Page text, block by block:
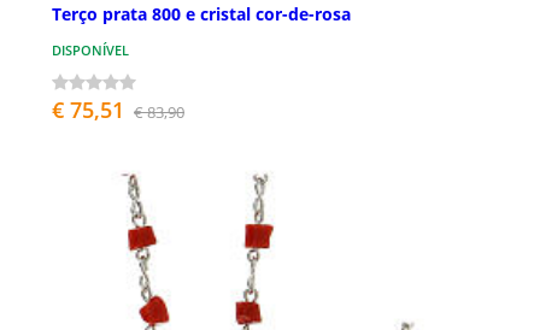
Terço prata 800 e cristal cor-de-rosa
DISPONÍVEL
€ 75,51 € 83,90